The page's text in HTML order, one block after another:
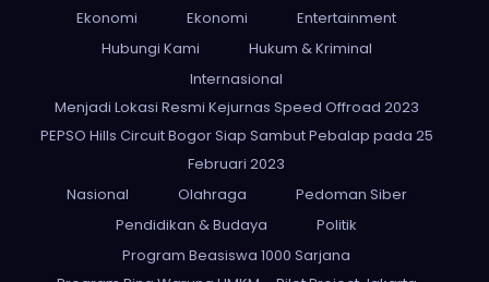
Ekonomi
Ekonomi
Entertainment
Hubungi Kami
Hukum & Kriminal
Internasional
Menjadi Lokasi Resmi Kejurnas Speed Offroad 2023
PEPSO Hills Circuit Bogor Siap Sambut Pebalap pada 25
Februari 2023
Nasional
Olahraga
Pedoman Siber
Pendidikan & Budaya
Politik
Program Beasiswa 1000 Sarjana